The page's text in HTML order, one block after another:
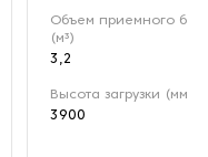
Объем приемного
(м³)
3,2
Высота загрузки (мм)
3900